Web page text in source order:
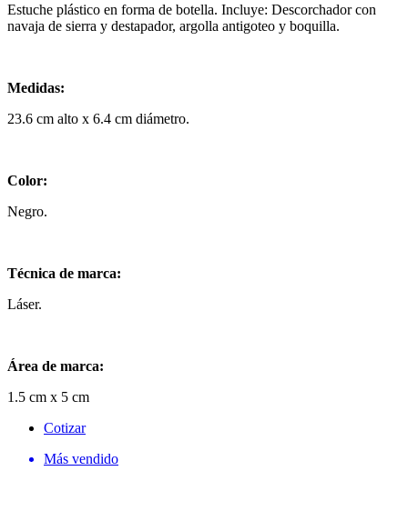
Estuche plástico en forma de botella. Incluye: Descorchador con
navaja de sierra y destapador, argolla antigoteo y boquilla.
Medidas:
23.6 cm alto x 6.4 cm diámetro.
Color:
Negro.
Técnica de marca:
Láser.
Área de marca:
1.5 cm x 5 cm
Cotizar
Más vendido